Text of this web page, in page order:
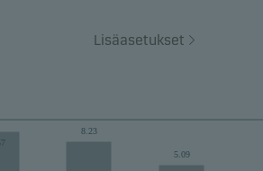
Lisäasetukset
8.23
5.09